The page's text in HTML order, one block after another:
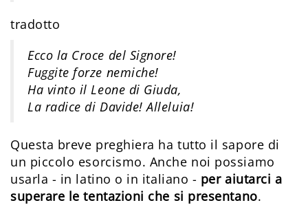
tradotto
Ecco la Croce del Signore!
Fuggite forze nemiche!
Ha vinto il Leone di Giuda,
La radice di Davide! Alleluia!
Questa breve preghiera ha tutto il sapore di
un piccolo esorcismo. Anche noi possiamo
usarla - in latino o in italiano - per aiutarci a
superare le tentazioni che si presentano.